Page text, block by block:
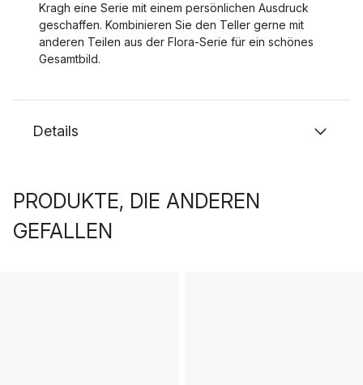
Kragh eine Serie mit einem persönlichen Ausdruck
geschaffen. Kombinieren Sie den Teller gerne mit
anderen Teilen aus der Flora-Serie für ein schönes
Gesamtbild.
Details
PRODUKTE, DIE ANDEREN
GEFALLEN